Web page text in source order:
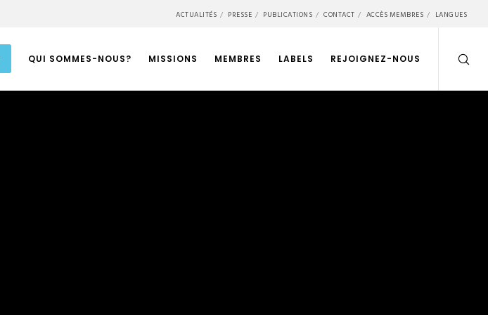
ACTUALITÉS PRESSE PUBLICATIONS CONTACT ACCÈS MEMBRES LANGUES
QUI SOMMES-NOUS? MISSIONS MEMBRES LABELS REJOIGNEZ-NOUS